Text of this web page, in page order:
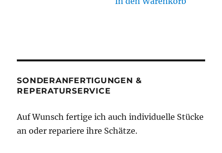
SONDERANFERTIGUNGEN &
REPERATURSERVICE
Auf Wunsch fertige ich auch individuelle Stücke
an oder repariere ihre Schätze.